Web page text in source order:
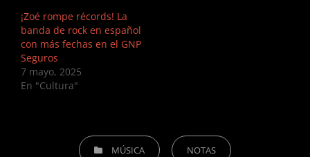
¡Zoé rompe récords! La
banda de rock en español
con más fechas en el GNP
Seguros
7 mayo, 2025
En "Cultura"
CATEGORIESMÚSICA NOTAS